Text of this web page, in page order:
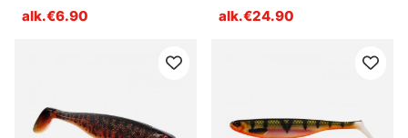
alk.€6.90
alk.€24.90